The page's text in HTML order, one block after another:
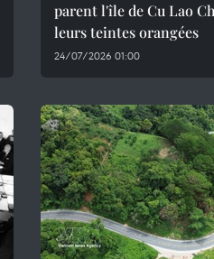
parent l'île de Cu Lao
leurs teintes orangées
24/07/2026 01:00